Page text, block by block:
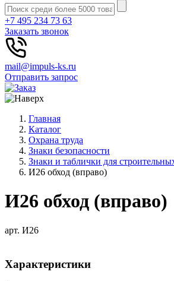
+7 495 234 73 63
Заказать звонок
mail@impuls-ks.ru
Отправить запрос
Главная
Каталог
Охрана труда
Знаки безопасности
Знаки и таблички для
И26 обход (вправо)
И26 обход (вправо)
арт. И26
Характеристики